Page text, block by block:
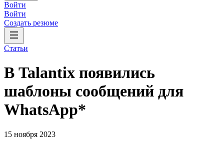
Войти
Войти
Создать резюме
Статьи
В Talantix появились
шаблоны сообщений для
WhatsApp*
15 ноября 2023